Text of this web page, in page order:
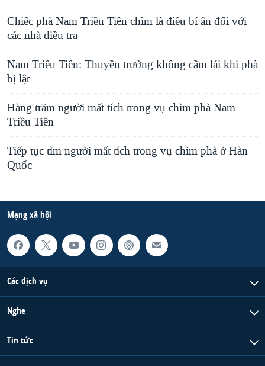
e
Chiếc phà Nam Triều Tiên chìm là điều bí ẩn đối với
các nhà điều tra
Nam Triều Tiên: Thuyền trưởng không cầm lái khi phà
bị lật
Hàng trăm người mất tích trong vụ chìm phà Nam
Triều Tiên
Tiếp tục tìm người mất tích trong vụ chìm phà ở Hàn
Quốc
Mạng xã hội
Các dịch vụ
Nghe
Tin tức